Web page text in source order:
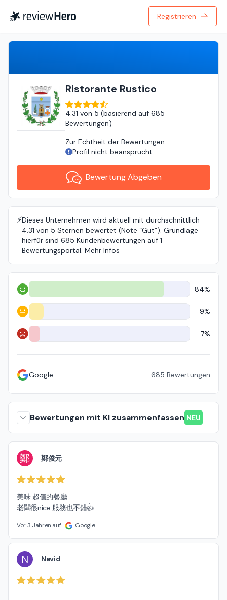
Registrieren
Ristorante Rustico
4.31 von 5 (basierend auf 685
Bewertungen)
Zur Echtheit der Bewertungen
Profil nicht beansprucht
Bewertung Abgeben
⚡️Dieses Unternehmen wird aktuell mit durchschnittlich
4.31 von 5 Sternen bewertet (Note “Gut”). Grundlage
hierfür sind 685 Kundenbewertungen auf 1
Bewertungsportal. Mehr Infos
Positiv 84%
Neutral 9%
Negativ 7%
Google 685 Bewertungen
Bewertungen mit KI zusammenfassen NEU
鄭 鄭俊元
美味 超值的餐廳
老闆很nice 服務也不錯👍
Vor 3 Jahren auf Google
N Navid